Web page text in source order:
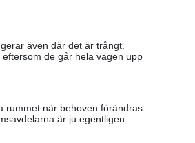
även där det är trångt.
de går hela vägen upp
rummet när behoven förändras
är ju egentligen